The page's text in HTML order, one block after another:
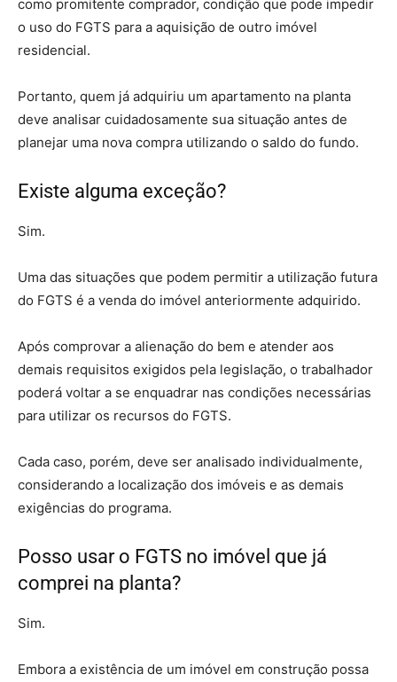
como promitente comprador, condição que pode impedir
o uso do FGTS para a aquisição de outro imóvel
residencial.
Portanto, quem já adquiriu um apartamento na planta
deve analisar cuidadosamente sua situação antes de
planejar uma nova compra utilizando o saldo do fundo.
Existe alguma exceção?
Sim.
Uma das situações que podem permitir a utilização futura
do FGTS é a venda do imóvel anteriormente adquirido.
Após comprovar a alienação do bem e atender aos
demais requisitos exigidos pela legislação, o trabalhador
poderá voltar a se enquadrar nas condições necessárias
para utilizar os recursos do FGTS.
Cada caso, porém, deve ser analisado individualmente,
considerando a localização dos imóveis e as demais
exigências do programa.
Posso usar o FGTS no imóvel que já
comprei na planta?
Sim.
Embora a existência de um imóvel em construção possa